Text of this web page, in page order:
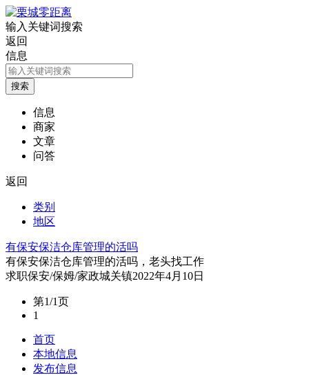
输入关键词搜索
返回
信息
信息
商家
文章
问答
返回
类别
地区
有保安保洁仓库管理的活吗
有保安保洁仓库管理的活吗，老头找工作
求职保安/保姆/家政城关镇2022年4月10日
第1/1页
1
首页
本地信息
发布信息